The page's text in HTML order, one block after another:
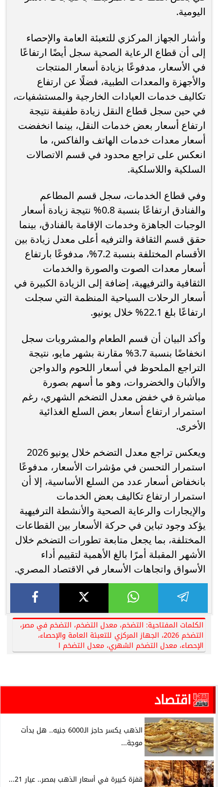
اليومية.
وأشار الجهاز المركزي للتعبئة العامة والإحصاء
إلى أن قطاع الرعاية الصحية سجل أيضًا ارتفاعًا
في الأسعار، مدفوعًا بزيادة أسعار المنتجات
والأجهزة والمعدات الطبية، فضلًا عن ارتفاع
تكاليف خدمات العيادات الخارجية والمستشفيات،
في حين سجل قطاع النقل زيادة طفيفة نتيجة
ارتفاع أسعار بعض خدمات النقل، بينما انخفضت
أسعار معدات خدمات الهاتف والفاكس، ما
انعكس على تراجع محدود في قسم الاتصالات
السلكية واللاسلكية.
وفي قطاع الخدمات، سجل قسم المطاعم
والفنادق ارتفاعًا بنسبة 0.8% نتيجة زيادة أسعار
الوجبات الجاهزة وخدمات الإقامة بالفنادق، بينما
حقق قسم الثقافة والترفيه أعلى معدل زيادة بين
الأقسام المختلفة بنسبة 7.2%، مدفوعًا بارتفاع
أسعار معدات الصوت والصورة والخدمات
الثقافية والترفيهية، إضافة إلى الزيادة الكبيرة في
أسعار الرحلات السياحية المنظمة التي سجلت
ارتفاعًا بلغ 22.1% خلال يونيو.
وأكد البيان أن قسم الطعام والمشروبات سجل
انخفاضًا بنسبة 3.7% مقارنة بشهر مايو، نتيجة
التراجع الملحوظ في أسعار اللحوم والدواجن
والألبان والخضروات، وهو ما أسهم بصورة
مباشرة في خفض معدل التضخم الشهري، رغم
استمرار ارتفاع أسعار بعض السلع الغذائية
الأخرى.
ويعكس تراجع معدل التضخم خلال يونيو 2026
استمرار التحسن في مؤشرات الأسعار، مدفوعًا
بانخفاض أسعار عدد من السلع الأساسية، إلا أن
استمرار ارتفاع تكاليف بعض الخدمات
والإيجارات والرعاية الصحية والأنشطة الترفيهية
يؤكد وجود تباين في حركة الأسعار بين القطاعات
المختلفة، بما يجعل متابعة تطورات التضخم خلال
الأشهر المقبلة أمرًا بالغ الأهمية لتقييم أداء
الأسواق واتجاهات الأسعار في الاقتصاد المصري.
الكلمات المفتاحية: التضخم، معدل التضخم، التضخم في مصر،
التضخم 2026، الجهاز المركزي للتعبئة العامة والإحصاء،
الإحصاء، معدل التضخم الشهري، معدل التضخم ا
اقتصاد
الذهب يكسر حاجز الـ6000 جنيه.. هل بدأت
موجة...
قفزة كبيرة في أسعار الذهب بمصر.. عيار 21...